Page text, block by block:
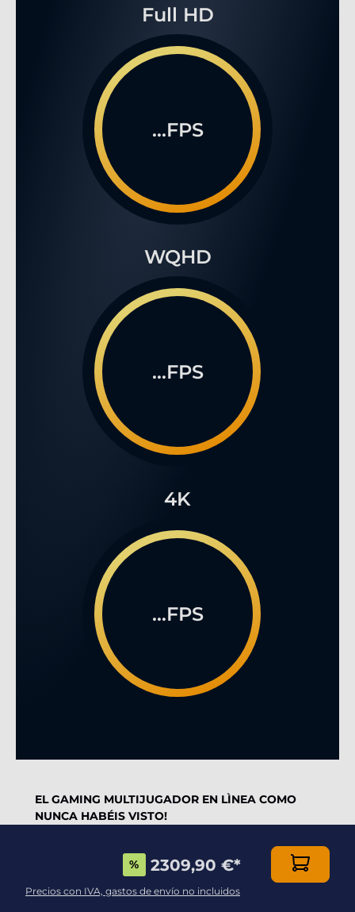
Full HD
...FPS
WQHD
...FPS
4K
...FPS
EL GAMING MULTIJUGADOR EN LÌNEA COMO
NUNCA HABÉIS VISTO!
configuración es imprescindible para los jugadores
% 2309,90 €*
Precios con IVA, gastos de envío no incluidos